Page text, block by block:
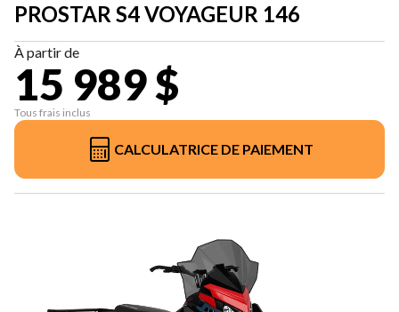
PROSTAR S4 VOYAGEUR 146
À partir de
15 989 $
Tous frais inclus
CALCULATRICE DE PAIEMENT